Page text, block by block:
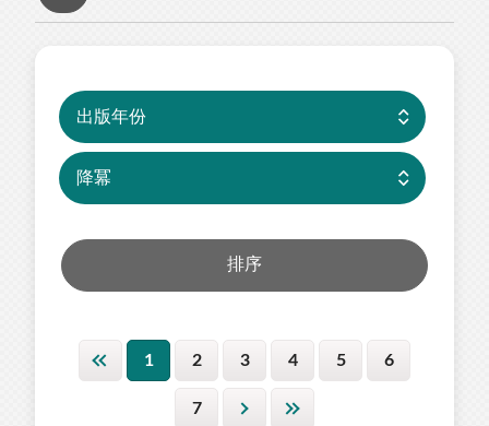
1 2 3 4 5 6
7